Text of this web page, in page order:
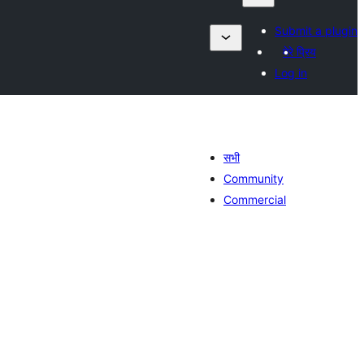
Submit a plugin
मेरे प्रिय
Log in
सभी
Community
Commercial